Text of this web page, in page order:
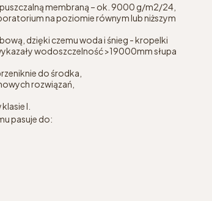
membraną – ok. 9000 g/m2/24,
na poziomie równym lub niższym
dzięki czemu woda i śnieg - kropelki
wodoszczelność >19000mm słupa
do środka,
rozwiązań,
I.
pasuje do: